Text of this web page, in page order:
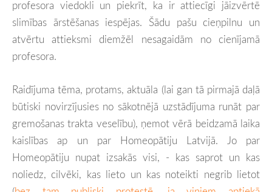
profesora viedokli un piekrīt, ka ir attiecīgi jāizvērtē
slimības ārstēšanas iespējas. Šādu pašu cieņpilnu un
atvērtu attieksmi diemžēl nesagaidām no cienījamā
profesora.
Raidījuma tēma, protams, aktuāla (lai gan tā pirmajā daļā
būtiski novirzījusies no sākotnējā uzstādījuma runāt par
gremošanas trakta veselību), ņemot vērā beidzamā laika
kaislības ap un par Homeopātiju Latvijā. Jo par
Homeopātiju nupat izsakās visi, - kas saprot un kas
noliedz, cilvēki, kas lieto un kas noteikti negrib lietot